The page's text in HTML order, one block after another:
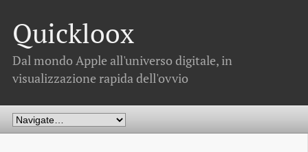
Quickloox
Dal mondo Apple all'universo digitale, in
visualizzazione rapida dell'ovvio